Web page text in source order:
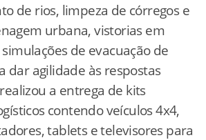
de rios, limpeza de córregos e
urbana, vistorias em
de evacuação de
dar agilidade às respostas
a entrega de kits
contendo veículos 4x4,
tablets e televisores para